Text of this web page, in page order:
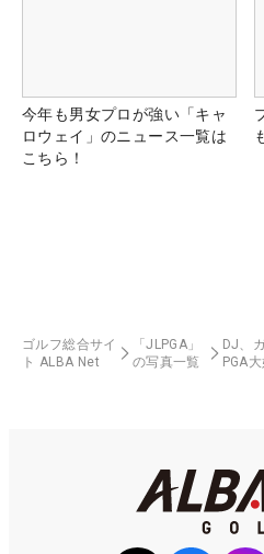
今年も男女プロが強い「キャ
ロウェイ」のニュース一覧は
こちら！
ゴルフ総合サイ
ト ALBA Net
「JLPGA」
の写真一覧
DJ、
PGA